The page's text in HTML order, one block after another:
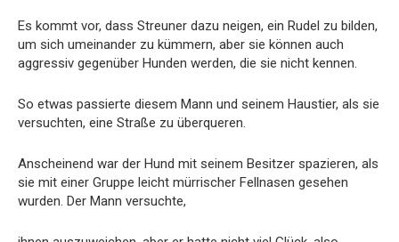
Es kommt vor, dass Streuner dazu neigen, ein Rudel zu bilden,
um sich umeinander zu kümmern, aber sie können auch
aggressiv gegenüber Hunden werden, die sie nicht kennen.
So etwas passierte diesem Mann und seinem Haustier, als sie
versuchten, eine Straße zu überqueren.
Anscheinend war der Hund mit seinem Besitzer spazieren, als
sie mit einer Gruppe leicht mürrischer Fellnasen gesehen
wurden. Der Mann versuchte,